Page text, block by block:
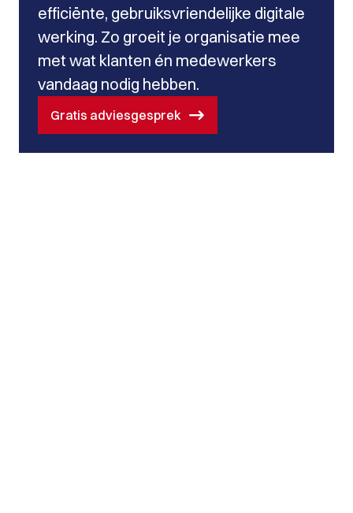
efficiënte, gebruiksvriendelijke digitale
werking. Zo groeit je organisatie mee
met wat klanten én medewerkers
vandaag nodig hebben.
Gratis adviesgesprek